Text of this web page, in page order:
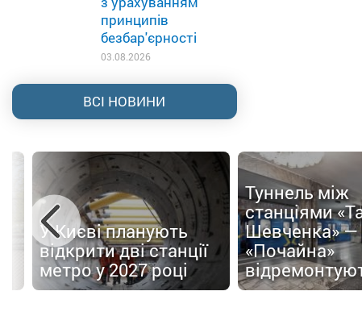
принципів
безбар'єрності
03.08.2026
ВСІ НОВИНИ
У Києві планують
відкрити дві станції
метро у 2027 році
Туннель між
станціями
Шевченка» —
«Почайна»